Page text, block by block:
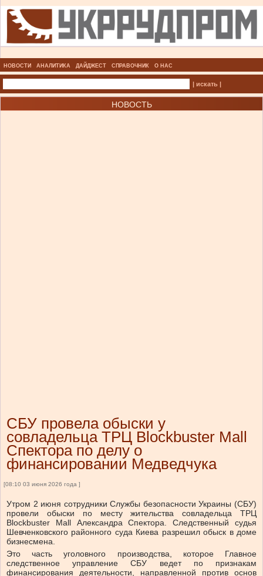
НОВОСТИ АНАЛИТИКА ДАЙДЖЕСТ СПРАВОЧНИК О НАС
| искать |
НОВОСТЬ
СБУ провела обыски у
совладельца ТРЦ Blockbuster Mall
Спектора по делу о
финансировании Медведчука
[08:10 03 июня 2026 года ]
Утром 2 июня сотрудники Службы безопасности Украины (СБУ)
провели обыски по месту жительства совладельца ТРЦ
Blockbuster Mall Александра Спектора.Следственный судья
Шевченковского районного суда Киева разрешил обыск в доме
бизнесмена.
Это часть уголовного производства, которое Главное
следственное управление СБУ ведет по признакам
финансирования деятельности, направленной против основ